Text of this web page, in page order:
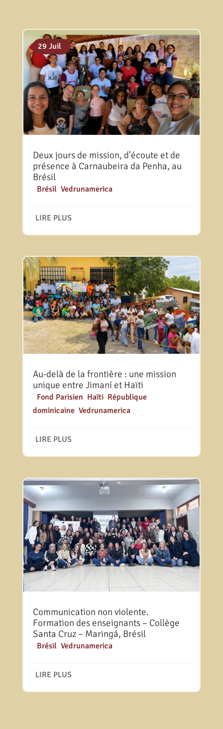
Deux jours de mission, d’écoute et de
présence à Carnaubeira da Penha, au
Brésil
06 Août
Brésil, Vedrunamerica
LIRE PLUS
Au-delà de la frontière : une mission
unique entre Jimaní et Haïti
31 Juil
Fond Parisien Haïti, République
dominicaine, Vedrunamerica
LIRE PLUS
Communication non violente.
Formation des enseignants – Collège
Santa Cruz – Maringá, Brésil
29 Juil
Brésil, Vedrunamerica
LIRE PLUS